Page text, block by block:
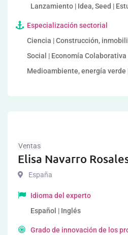
Lanzamiento | Idea, Seed |
Especialización sectorial
Ciencia | Construcción,
Social | Economía Colaborativa
Medioambiente, energía verde
Ventas
Elisa Navarro
España
Idioma del experto
Español | Inglés
Grado de innovación de los